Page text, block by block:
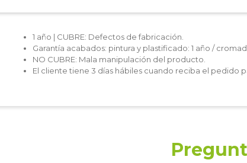
1 año | CUBRE: Defectos de fabricación.
Garantía acabados: pintura y plastificado: 1 año /
NO CUBRE: Mala manipulación del producto.
El cliente tiene 3 días hábiles cuando reciba el pedido